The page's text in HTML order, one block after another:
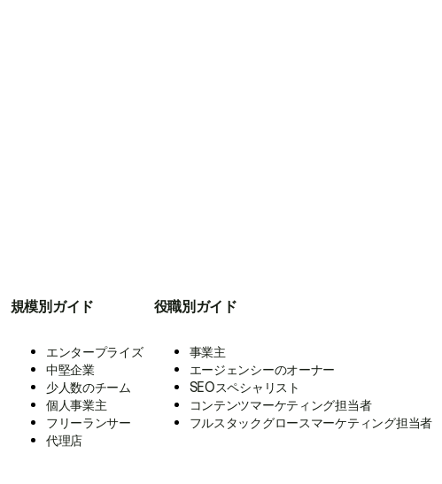
規模別ガイド
エンタープライズ
中堅企業
少人数のチーム
個人事業主
フリーランサー
代理店
役職別ガイド
事業主
エージェンシーのオーナー
SEOスペシャリスト
コンテンツマーケティング担当者
フルスタックグロースマーケティング担当者